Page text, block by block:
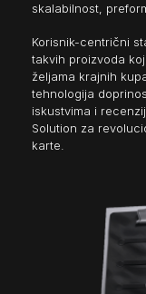
skalabilnost,
Korisnik-centrični
takvih proizvoda
željama krajnih
tehnologija
iskustvima i
Solution za
karte.